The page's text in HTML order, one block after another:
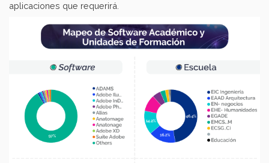
aplicaciones que requerirá.